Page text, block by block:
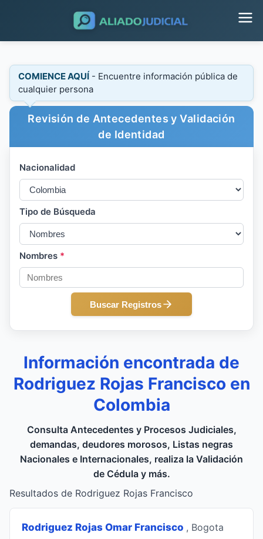
COMIENCE AQUÍ - Encuentre información pública de
cualquier persona
Revisión de Antecedentes y Validación
de Identidad
Nacionalidad
Tipo de Búsqueda
Nombres *
Buscar Registros
Información encontrada de
Rodriguez Rojas Francisco en
Colombia
Consulta Antecedentes y Procesos Judiciales,
demandas, deudores morosos, Listas negras
Nacionales e Internacionales, realiza la Validación
de Cédula y más.
Resultados de Rodriguez Rojas Francisco
Rodriguez Rojas Omar Francisco , Bogota